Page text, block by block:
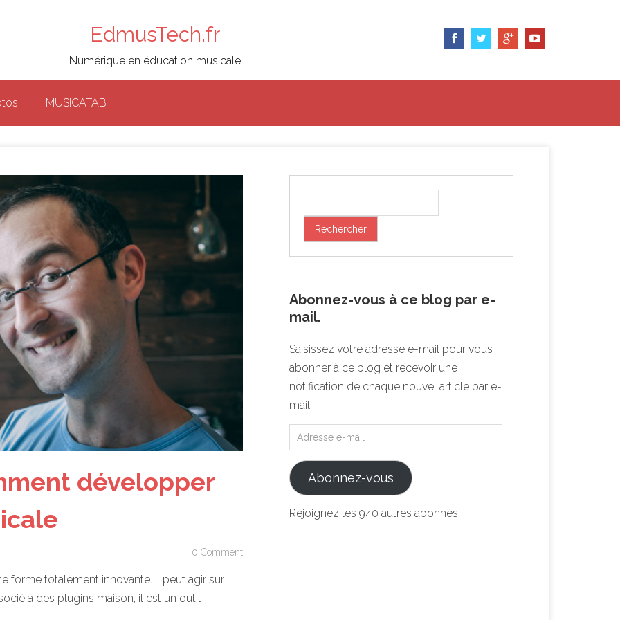
EdmusTech.fr
Numérique en éducation musicale
MUSICATAB
développer
0 Comment
forme totalement innovante. Il peut agir sur
à des plugins maison, il est un outil
Abonnez-vous à ce blog par e-
mail.
Saisissez votre adresse e-mail pour vous
abonner à ce blog et recevoir une
notification de chaque nouvel article par e-
mail.
Abonnez-vous
Rejoignez les 940 autres abonnés